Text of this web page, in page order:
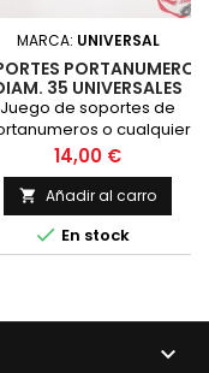
MARCA: UNIVERSAL
PORTANUMEROS
35 UNIVERSALES
Juego de soportes de
o cualquier
para poner en la
parte frontal de la moto,
para barra de horquilla
35 mm. Con rosca
metrica 8 en el vastago.
protectora para que el
horquilla.
Precio
14,00 €
 Añadir al carro
 En stock
